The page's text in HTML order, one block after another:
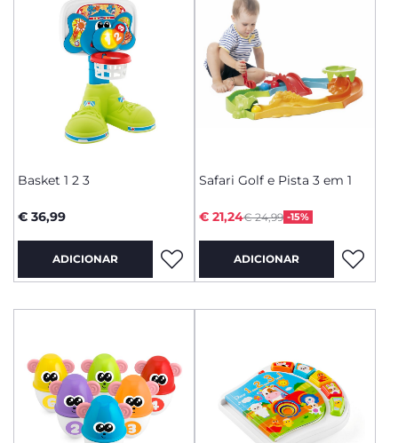
Basket 1 2 3
€ 36,99
ADICIONAR
Safari Golf e Pista 3 em 1
Price reduced from
€ 24,99 -15%
to
€ 21,24
ADICIONAR